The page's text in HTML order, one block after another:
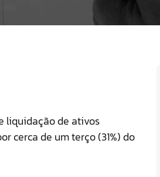
liquidação de ativos
cerca de um terço (31%) do